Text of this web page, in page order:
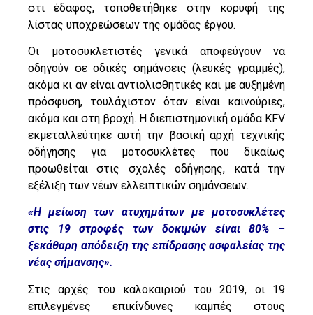
στι έδαφος, τοποθετήθηκε στην κορυφή της
λίστας υποχρεώσεων της ομάδας έργου.
Οι μοτοσυκλετιστές γενικά αποφεύγουν να
οδηγούν σε οδικές σημάνσεις (λευκές γραμμές),
ακόμα κι αν είναι αντιολισθητικές και με αυξημένη
πρόσφυση, τουλάχιστον όταν είναι καινούριες,
ακόμα και στη βροχή. Η διεπιστημονική ομάδα KFV
εκμεταλλεύτηκε αυτή την βασική αρχή τεχνικής
οδήγησης για μοτοσυκλέτες που δικαίως
προωθείται στις σχολές οδήγησης, κατά την
εξέλιξη των νέων ελλειπτικών σημάνσεων.
«Η μείωση των ατυχημάτων με μοτοσυκλέτες
στις 19 στροφές των δοκιμών είναι 80% –
ξεκάθαρη απόδειξη της επίδρασης ασφαλείας της
νέας σήμανσης».
Στις αρχές του καλοκαιριού του 2019, οι 19
επιλεγμένες επικίνδυνες καμπές στους